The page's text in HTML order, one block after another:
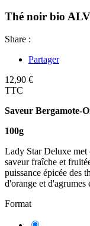
Thé noir bio
Share :
Partager
12,90 €
TTC
Saveur Bergamote-
100g
Lady Star Deluxe met
saveur fraîche et
puissance épicée des
d'orange et d'agrumes
Format